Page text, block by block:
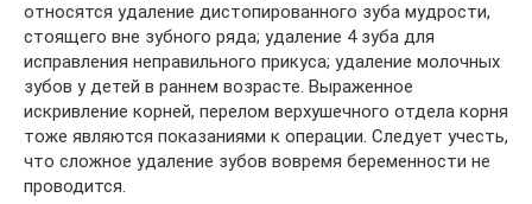
относятся удаление дистопированного зуба мудрости,
стоящего вне зубного ряда; удаление 4 зуба для
исправления неправильного прикуса; удаление молочных
зубов у детей в раннем возрасте. Выраженное
искривление корней, перелом верхушечного отдела корня
тоже являются показаниями к операции. Следует учесть,
что сложное удаление зубов вовремя беременности не
проводится.